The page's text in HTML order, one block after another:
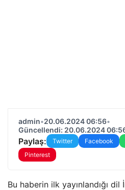
admin•20.06.2024 06:56•
Güncellendi: 20.06.2024
Paylaş: Twitter Facebook
Pinterest
Bu haberin ilk yayınlandığı dil